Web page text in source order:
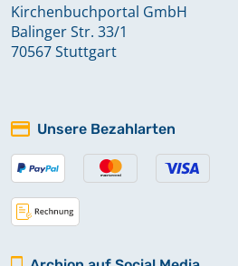
Kirchenbuchportal GmbH
Balinger Str. 33/1
70567 Stuttgart
Unsere Bezahlarten